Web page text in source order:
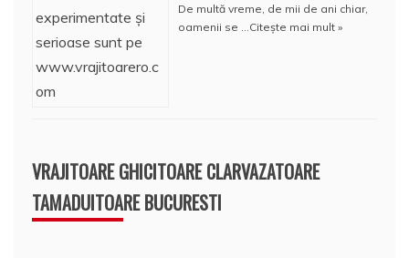
De multă vreme, de mii de ani chiar,
oamenii se … Citește mai mult »
VRAJITOARE GHICITOARE CLARVAZATOARE
TAMADUITOARE BUCURESTI